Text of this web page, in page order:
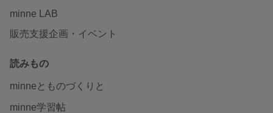
minne LAB
販売支援企画・イベント
読みもの
minneとものづくりと
minne学習帖